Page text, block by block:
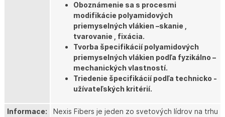
Oboznámenie sa s procesmi
modifikácie polyamidových
priemyselných vlákien –skanie ,
tvarovanie , fixácia.
Tvorba špecifikácií polyamidových
priemyselných vlákien podľa fyzikálno –
mechanických vlastností.
Triedenie špecifikácií podľa technicko -
užívateľských kritérií.
Informace:
Nexis Fibers je jeden zo svetových lídrov na trhu